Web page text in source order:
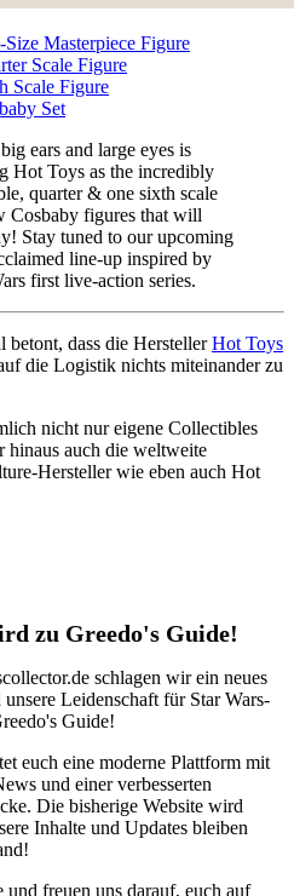
Masterpiece Figure
Scale Figure
Scale Figure
Set
ears and large eyes is
Hot Toys as the incredibly
quarter & one sixth scale
Cosbaby figures that will
Stay tuned to our upcoming
line-up inspired by
first live-action series.
betont, dass die HerstellerHot Toys
die Logistik nichts miteinander zu
nicht nur eigene Collectibles
hinaus auch die weltweite
Hersteller wie eben auch Hot
zu Greedo's Guide!
schlagen wir ein neues
Leidenschaft für Star Wars-
Guide!
euch eine moderne Plattform mit
und einer verbesserten
Die bisherige Website wird
Inhalte und Updates bleiben
freuen uns darauf, euch auf